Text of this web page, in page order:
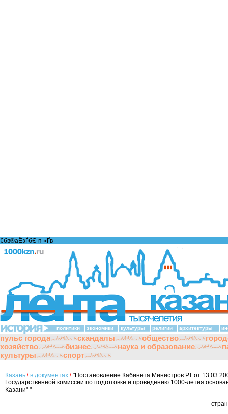
€бв®аЁзҐбЄ п «Ґ­в
политики экономики культуры религии архитектуры
пульс города скандалы общество
хозяйство
бизнес наука и образование
культуры
спорт
Казань \ в документах \"Постановление Кабинета Министров РТ от
Государственной комиссии по подготовке и проведению 1000-летия
Казани" "